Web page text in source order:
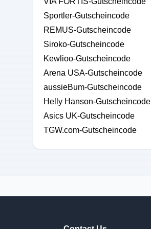
Sportler-Gutscheincode
REMUS-Gutscheincode
Siroko-Gutscheincode
Kewlioo-Gutscheincode
Arena USA-Gutscheincode
aussieBum-Gutscheincode
Helly Hanson-Gutscheincode
Asics UK-Gutscheincode
TGW.com-Gutscheincode